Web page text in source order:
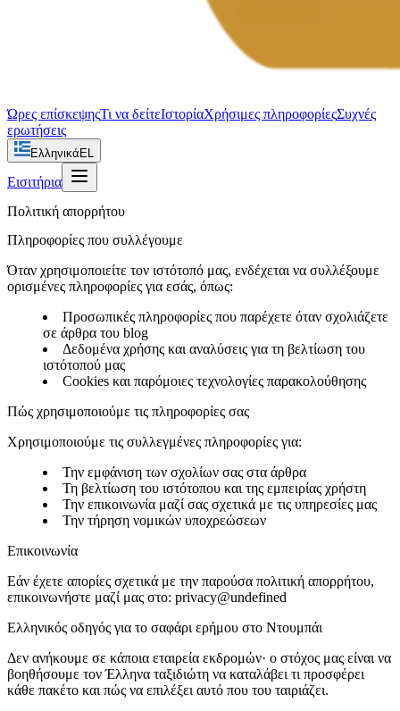
Ώρες επίσκεψηςΤι να δείτεΙστορίαΧρήσιμες πληροφορίεςΣυχνές
ερωτήσεις
Ελληνικά EL
Εισιτήρια
Πολιτική απορρήτου
Πληροφορίες που συλλέγουμε
Όταν χρησιμοποιείτε τον ιστότοπό μας, ενδέχεται να συλλέξουμε
ορισμένες πληροφορίες για εσάς, όπως:
Προσωπικές πληροφορίες που παρέχετε όταν σχολιάζετε
σε άρθρα του blog
Δεδομένα χρήσης και αναλύσεις για τη βελτίωση του
ιστότοπού μας
Cookies και παρόμοιες τεχνολογίες παρακολούθησης
Πώς χρησιμοποιούμε τις πληροφορίες σας
Χρησιμοποιούμε τις συλλεγμένες πληροφορίες για:
Την εμφάνιση των σχολίων σας στα άρθρα
Τη βελτίωση του ιστότοπου και της εμπειρίας χρήστη
Την επικοινωνία μαζί σας σχετικά με τις υπηρεσίες μας
Την τήρηση νομικών υποχρεώσεων
Επικοινωνία
Εάν έχετε απορίες σχετικά με την παρούσα πολιτική απορρήτου,
επικοινωνήστε μαζί μας στο: privacy@undefined
Ελληνικός οδηγός για το σαφάρι ερήμου στο Ντουμπάι
Δεν ανήκουμε σε κάποια εταιρεία εκδρομών· ο στόχος μας είναι να
βοηθήσουμε τον Έλληνα ταξιδιώτη να καταλάβει τι προσφέρει
κάθε πακέτο και πώς να επιλέξει αυτό που του ταιριάζει.